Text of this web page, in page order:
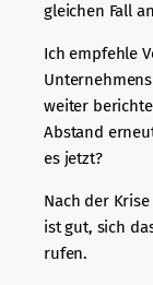
gleichen Fall
Ich empfehle
weiter
Abstand
es jetzt?
Nach der
ist gut, sich
rufen.